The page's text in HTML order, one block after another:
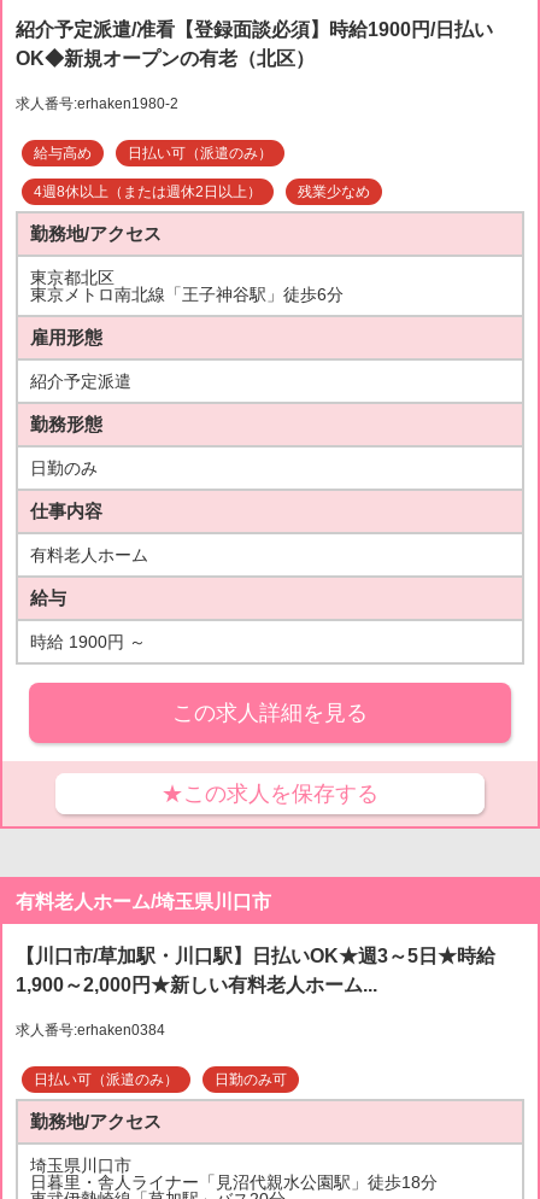
紹介予定派遣/准看【登録面談必須】時給1900円/日払い
OK◆新規オープンの有老（北区）
求人番号:erhaken1980-2
給与高め 日払い可（派遣のみ）
4週8休以上（または週休2日以上） 残業少なめ
勤務地/アクセス
東京都北区
東京メトロ南北線「王子神谷駅」徒歩6分
雇用形態
紹介予定派遣
勤務形態
日勤のみ
仕事内容
有料老人ホーム
給与
時給 1900円 ～
この求人詳細を見る
★この求人を保存する
有料老人ホーム/埼玉県川口市
【川口市/草加駅・川口駅】日払いOK★週3～5日★時給
1,900～2,000円★新しい有料老人ホーム...
求人番号:erhaken0384
日払い可（派遣のみ） 日勤のみ可
勤務地/アクセス
埼玉県川口市
日暮里・舎人ライナー「見沼代親水公園駅」徒歩18分